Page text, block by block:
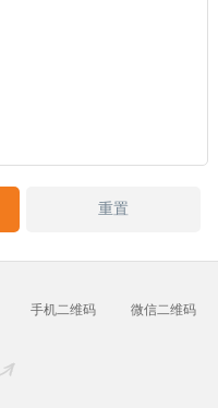
手机二维码 微信二维码